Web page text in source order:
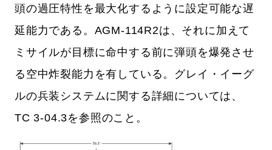
頭の過圧特性を最大化するように設定可能な遅
延能力である。AGM-114R2は、それに加えて
ミサイルが目標に命中する前に弾頭を爆発させ
る空中炸裂能力を有している。グレイ・イーグ
ルの兵装システムに関する詳細については、
TC 3-04.3を参照のこと。